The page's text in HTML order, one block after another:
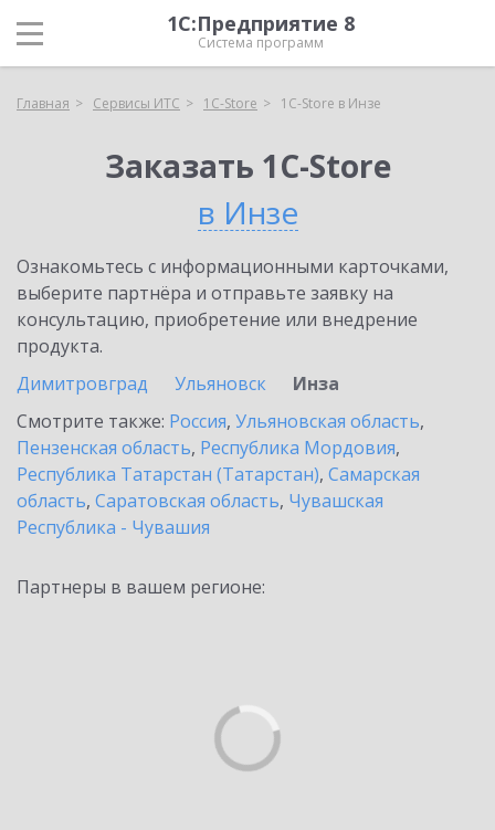
1С:Предприятие 8
Система программ
Главная Сервисы ИТС 1C-Store 1C-Store в Инзе
Заказать 1C-Store
в Инзе
Ознакомьтесь с информационными карточками,
выберите партнёра и отправьте заявку на
консультацию, приобретение или внедрение
продукта.
Димитровград
Ульяновск
Инза
Смотрите также: Россия, Ульяновская область,
Пензенская область, Республика Мордовия,
Республика Татарстан (Татарстан), Самарская
область, Саратовская область, Чувашская
Республика - Чувашия
Партнеры в вашем регионе: